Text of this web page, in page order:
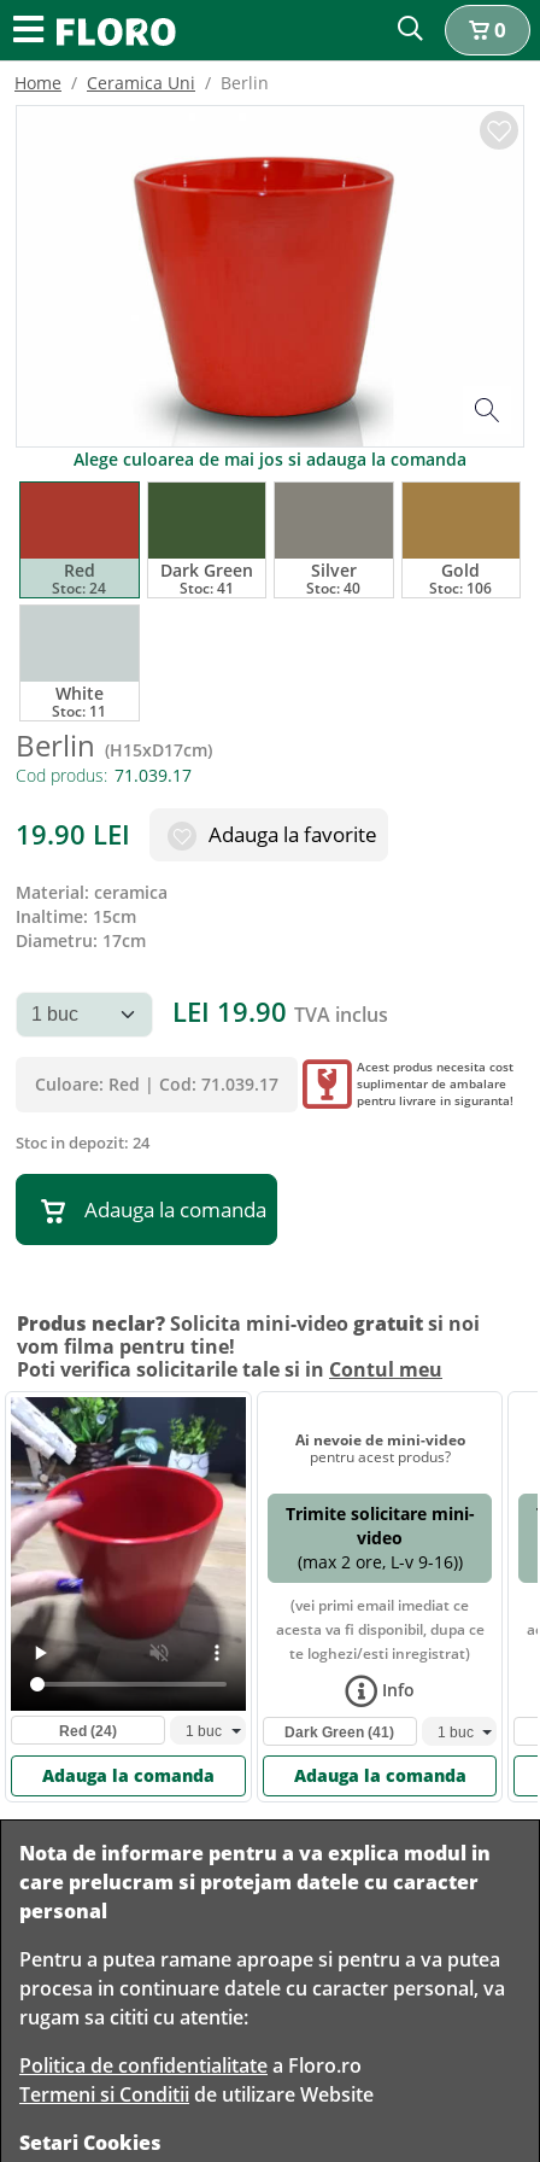
0
Home Ceramica Uni Berlin
Alege culoarea de mai jos si adauga la comanda
Red
Stoc:24
Dark Green
Stoc:41
Silver
Stoc:40
Gold
Stoc: 106
White
Stoc: 11
Berlin (H15xD17cm)
Cod produs:
19.90 LEI Adauga la favorite
material: ceramica
inaltime: 15cm
diametru: 17cm
LEI 19.90 TVA inclus
Culoare: Red | Cod: 71.039.17
Acest produs necesita cost
suplimentar de ambalare
pentru livrare in siguranta!
Stoc in depozit: 24
Adauga la comanda
Produs neclar?Solicita mini-video gratuitsi noi
vom filma pentru tine!
Poti verifica solicitarile tale si in Contul meu
Red (24)
Adauga la comanda
Ai nevoie de mini-video
pentru acest produs?
Trimite solicitare mini-
video
(max 2 ore, L-v 9-16))
(vei primi email imediat ce
acesta va fi disponibil, dupa ce
te loghezi/esti inregistrat)
Info
Dark Green (41)
Adauga la comanda
Livrare
rapida
Livram in
orice
Romania
Garantam
Nota de informare pentru a va explica modul in
care prelucram si protejam datele cu caracter
personal
Pentru a putea ramane aproape si pentru a va putea
procesa in continuare datele cu caracter personal, va
rugam sa cititi cu atentie:
Politica de confidentialitatea Floro.ro
Termeni si Conditiide utilizare Website
Setari Cookies